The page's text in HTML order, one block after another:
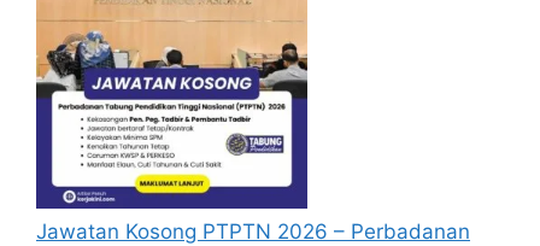
Mohon Online
Jawatan Kosong PTPTN 2026 – Perbadanan